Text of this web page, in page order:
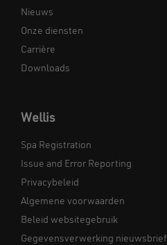
Nieuws
Onze diensten
Carrière
Downloads
Wellis
Spa Registration
Issue and Error Reporting
Privacybeleid
Algemene voorwaarden
Beleid websitegebruik
Gegevensverwerking nieuwsbrief